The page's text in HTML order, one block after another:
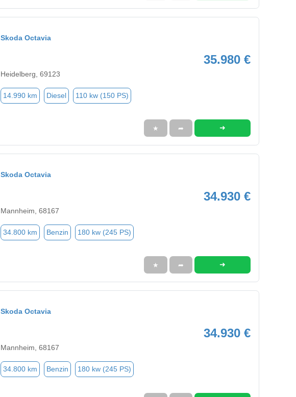
Skoda Octavia
35.980 €
Heidelberg, 69123
14.990 km Diesel 110 kw (150 PS)
★ ➦ ➜
Skoda Octavia
34.930 €
Mannheim, 68167
34.800 km Benzin 180 kw (245 PS)
★ ➦ ➜
Skoda Octavia
34.930 €
Mannheim, 68167
34.800 km Benzin 180 kw (245 PS)